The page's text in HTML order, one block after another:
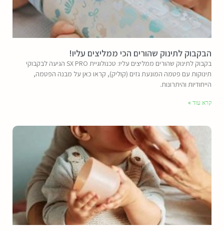
הבקבוק לתינוק שהורים הכי ממליצים עליו!
בקבוק לתינוק שהורים ממליצים עליו: טכנולוגיית SX PRO הגיעה לבקבוקי
תינוקות עם פטמה המונעת גזים (קוליק), קראו כאן על מבנה הפטמה,
הייחודיות והיתרונות.
קרא עוד »